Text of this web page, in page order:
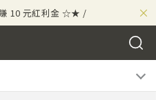
×
10 元紅利金 ☆★ /
元紅利金
10 元紅利金 ☆★ /